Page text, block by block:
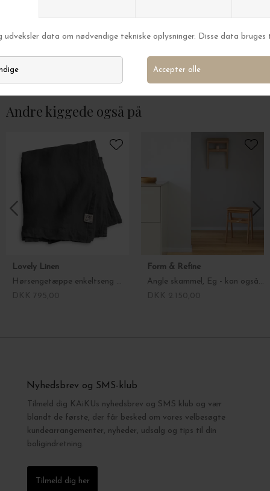
Ferm Living
Dora Badeværelseshylde, Cashmere
DKK 399,00
Ferm Living
Dora reol, Sort -
Andre kiggede også på
Lovely Linen
Hørsengetæppe enkeltseng Mørkegrå 150*260
Form & Refine
Angle skammel, Eg - kan også anvendes til sengebord
Nyhedsbrev og SMS-klub
Tilmeld dig KAiKUs nyhedsbrev og SMS klub og vær
blandt de første, der får besked om vores velbesøgte
kundearrangementer, nyheder, udsalg og tips til din
boligindretning.
Tilmeld dig her